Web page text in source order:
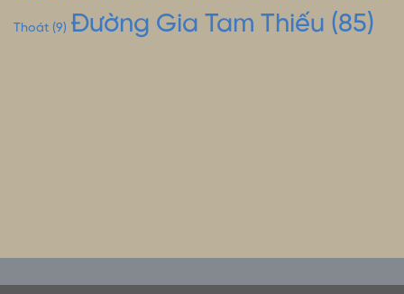
Thoát (9) Đường Gia Tam Thiếu (85)